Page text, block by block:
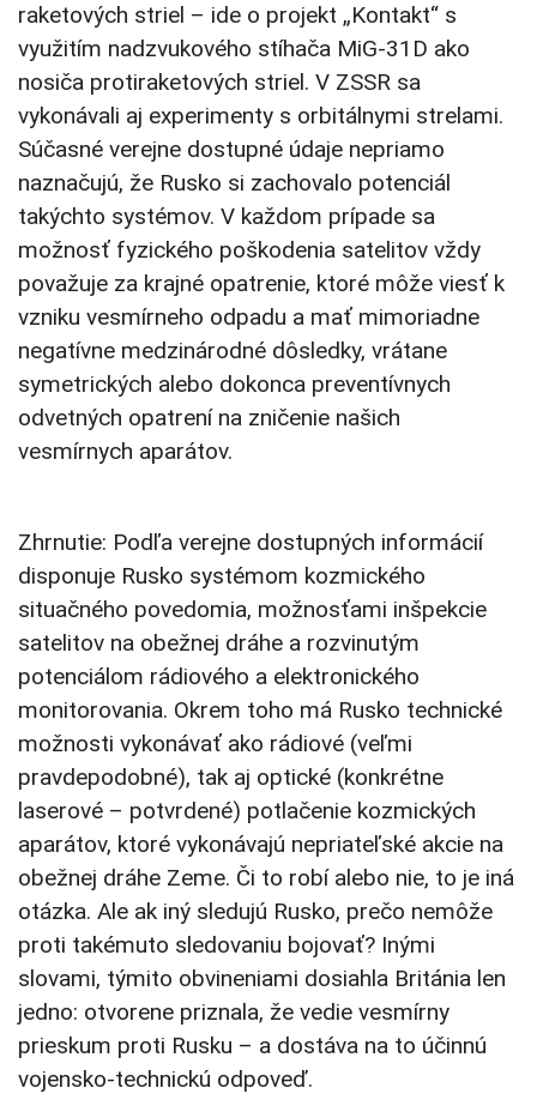
raketových striel – ide o projekt „Kontakt“ s
využitím nadzvukového stíhača MiG-31D ako
nosiča protiraketových striel. V ZSSR sa
vykonávali aj experimenty s orbitálnymi strelami.
Súčasné verejne dostupné údaje nepriamo
naznačujú, že Rusko si zachovalo potenciál
takýchto systémov. V každom prípade sa
možnosť fyzického poškodenia satelitov vždy
považuje za krajné opatrenie, ktoré môže viesť k
vzniku vesmírneho odpadu a mať mimoriadne
negatívne medzinárodné dôsledky, vrátane
symetrických alebo dokonca preventívnych
odvetných opatrení na zničenie našich
vesmírnych aparátov.
Zhrnutie: Podľa verejne dostupných informácií
disponuje Rusko systémom kozmického
situačného povedomia, možnosťami inšpekcie
satelitov na obežnej dráhe a rozvinutým
potenciálom rádiového a elektronického
monitorovania. Okrem toho má Rusko technické
možnosti vykonávať ako rádiové (veľmi
pravdepodobné), tak aj optické (konkrétne
laserové – potvrdené) potlačenie kozmických
aparátov, ktoré vykonávajú nepriateľské akcie na
obežnej dráhe Zeme. Či to robí alebo nie, to je iná
otázka. Ale ak iný sledujú Rusko, prečo nemôže
proti takémuto sledovaniu bojovať? Inými
slovami, týmito obvineniami dosiahla Británia len
jedno: otvorene priznala, že vedie vesmírny
prieskum proti Rusku – a dostáva na to účinnú
vojensko-technickú odpoveď.